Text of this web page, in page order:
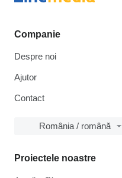
Companie
Despre noi
Ajutor
Contact
România / română
Proiectele noastre